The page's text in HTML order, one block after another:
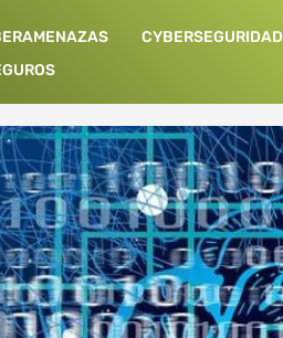
CYBERSEGURIDAD